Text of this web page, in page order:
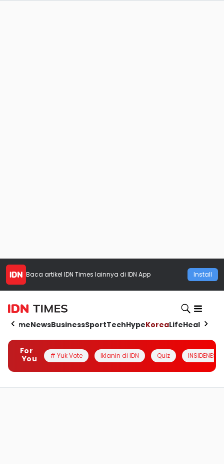
Baca artikel IDN Times lainnya di IDN App Install
HomeNewsBusinessSportTechHypeKoreaLifeHealth
For
You
# Yuk Vote Iklanin di IDN Quiz INSIDENESIA